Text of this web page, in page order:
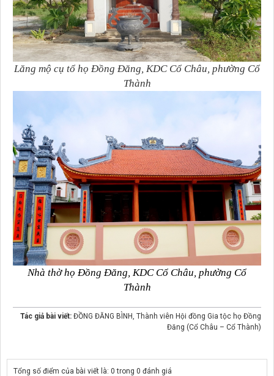
Lăng mộ cụ tổ họ Đồng Đăng, KDC Cổ Châu, phường Cổ
Thành
Nhà thờ họ Đồng Đăng, KDC Cổ Châu, phường Cổ
Thành
Tác giả bài viết: ĐỒNG ĐĂNG BÌNH, Thành viên Hội đồng Gia tộc họ Đồng
Đăng (Cổ Châu – Cổ Thành)
Tổng số điểm của bài viết là: 0 trong 0 đánh giá